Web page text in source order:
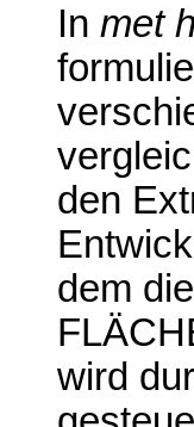
In met
den
dem
wird